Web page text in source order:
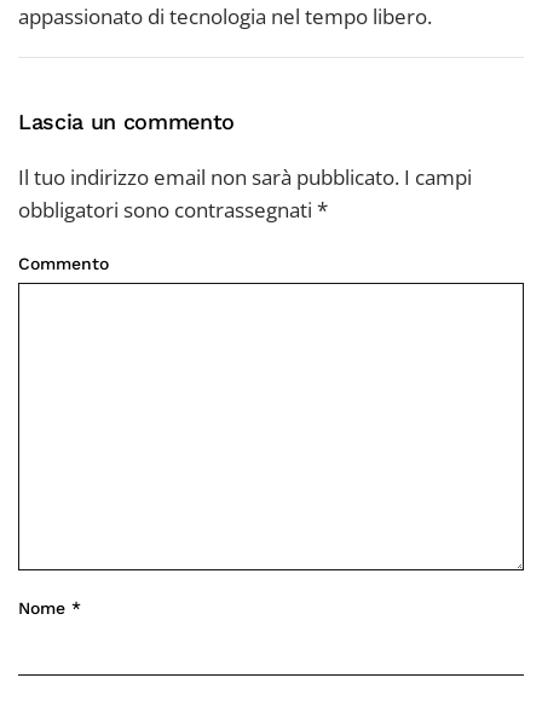
appassionato di tecnologia nel tempo libero.
Lascia un commento
Il tuo indirizzo email non sarà pubblicato. I campi
obbligatori sono contrassegnati *
Commento
Nome *